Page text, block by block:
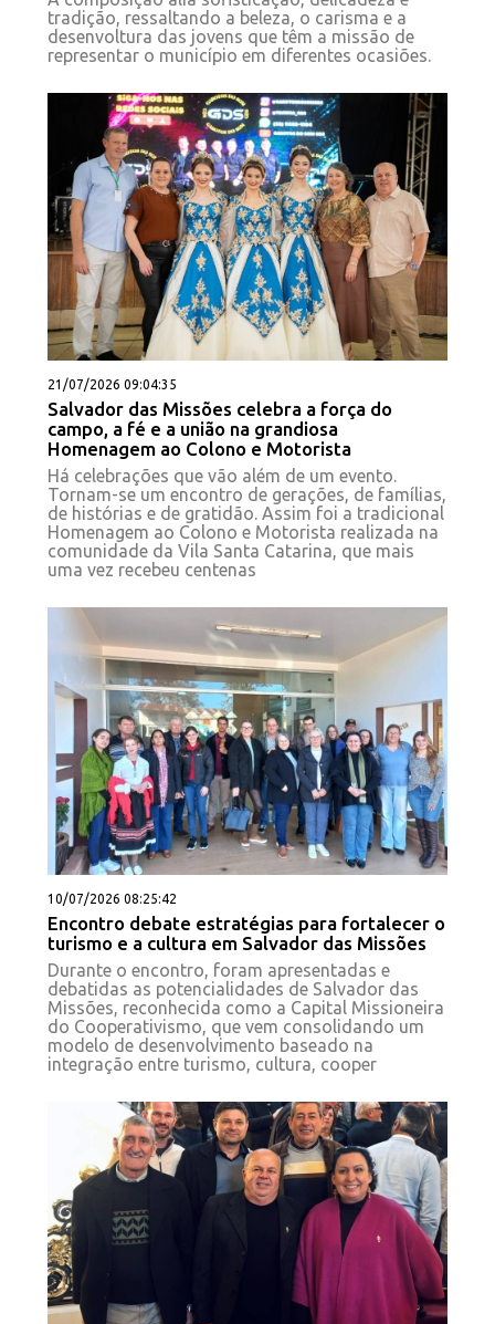
tradição, ressaltando a beleza, o carisma e a
desenvoltura das jovens que têm a missão de
representar o município em diferentes ocasiões.
21/07/2026 09:04:35
Salvador das Missões celebra a força do
campo, a fé e a união na grandiosa
Homenagem ao Colono e Motorista
Há celebrações que vão além de um evento.
Tornam-se um encontro de gerações, de famílias,
de histórias e de gratidão. Assim foi a tradicional
Homenagem ao Colono e Motorista realizada na
comunidade da Vila Santa Catarina, que mais
uma vez recebeu centenas
10/07/2026 08:25:42
Encontro debate estratégias para fortalecer o
turismo e a cultura em Salvador das Missões
Durante o encontro, foram apresentadas e
debatidas as potencialidades de Salvador das
Missões, reconhecida como a Capital Missioneira
do Cooperativismo, que vem consolidando um
modelo de desenvolvimento baseado na
integração entre turismo, cultura, cooper